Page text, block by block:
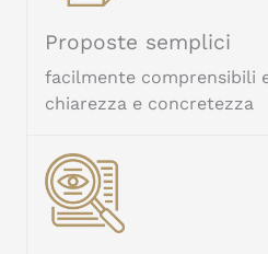
Proposte semplici
facilmente comprensibili
chiarezza e concretezza